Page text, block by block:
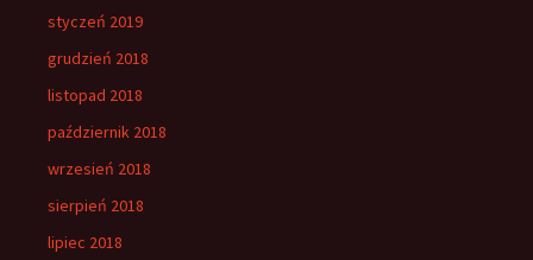
styczeń 2019
grudzień 2018
listopad 2018
październik 2018
wrzesień 2018
sierpień 2018
lipiec 2018